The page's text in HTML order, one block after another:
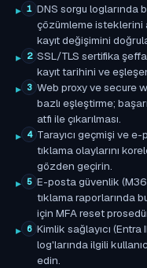
1 DNS sorgu loglarında
çözümleme isteklerini
kayıt değişimini
2 SSL/TLS sertifika
kayıt tarihini ve
3 Web proxy ve secure
bazlı eşleştirme;
atfı ile çıkarılması.
4 Tarayıcı geçmişi ve
tıklama olaylarını
gözden geçirin.
5 E-posta güvenlik
tıklama raporlarında
için MFA reset
6 Kimlik sağlayıcı
log'larında ilgili
edin.